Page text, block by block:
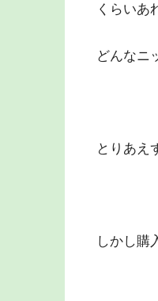
くらいあ
どんなニ
とりあえ
しかし購